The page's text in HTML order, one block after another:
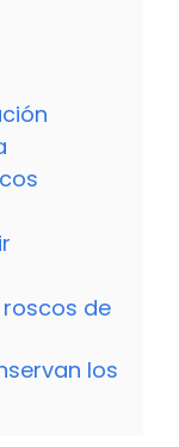
roscos de
los